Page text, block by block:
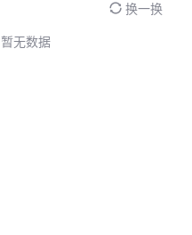
换一换
暂无数据